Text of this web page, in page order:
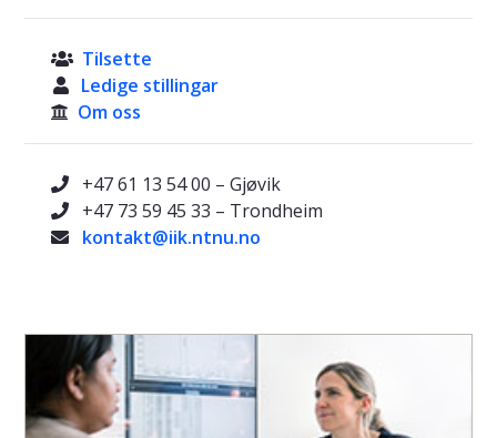
 Tilsette
 Ledige stillingar
 Om oss
 +47 61 13 54 00 – Gjøvik

+47 73 59 45 33 – Trondheim
kontakt@iik.ntnu.no